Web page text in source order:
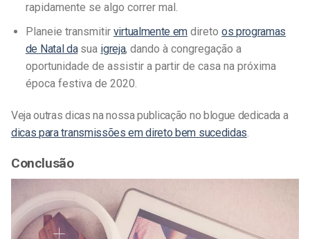
rapidamente se algo correr mal.
Planeie transmitir virtualmente em direto os programas
de Natal dasua igreja, dando à congregação a
oportunidade de assistir a partir de casa na próxima
época festiva de 2020.
Veja outras dicas na nossa publicação no blogue dedicada a
dicas para transmissões em direto bem sucedidas
Conclusão